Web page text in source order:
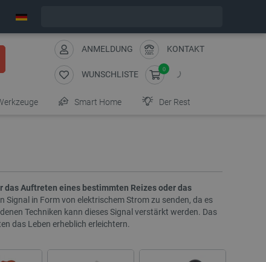
ANMELDUNG KONTAKT
WUNSCHLISTE
0
Smart Home Der Rest
das Auftreten eines bestimmten Reizes oder das
in Form von elektrischem Strom zu senden, da es
Techniken kann dieses Signal verstärkt werden. Das
das Leben erheblich erleichtern.